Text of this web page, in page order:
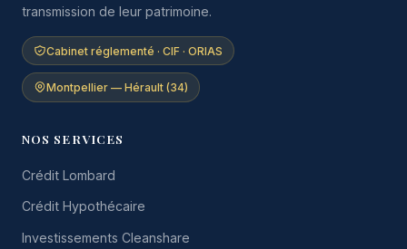
transmission de leur patrimoine.
Cabinet réglementé · CIF · ORIAS
Montpellier — Hérault (34)
NOS SERVICES
Crédit Lombard
Crédit Hypothécaire
Investissements Cleanshare